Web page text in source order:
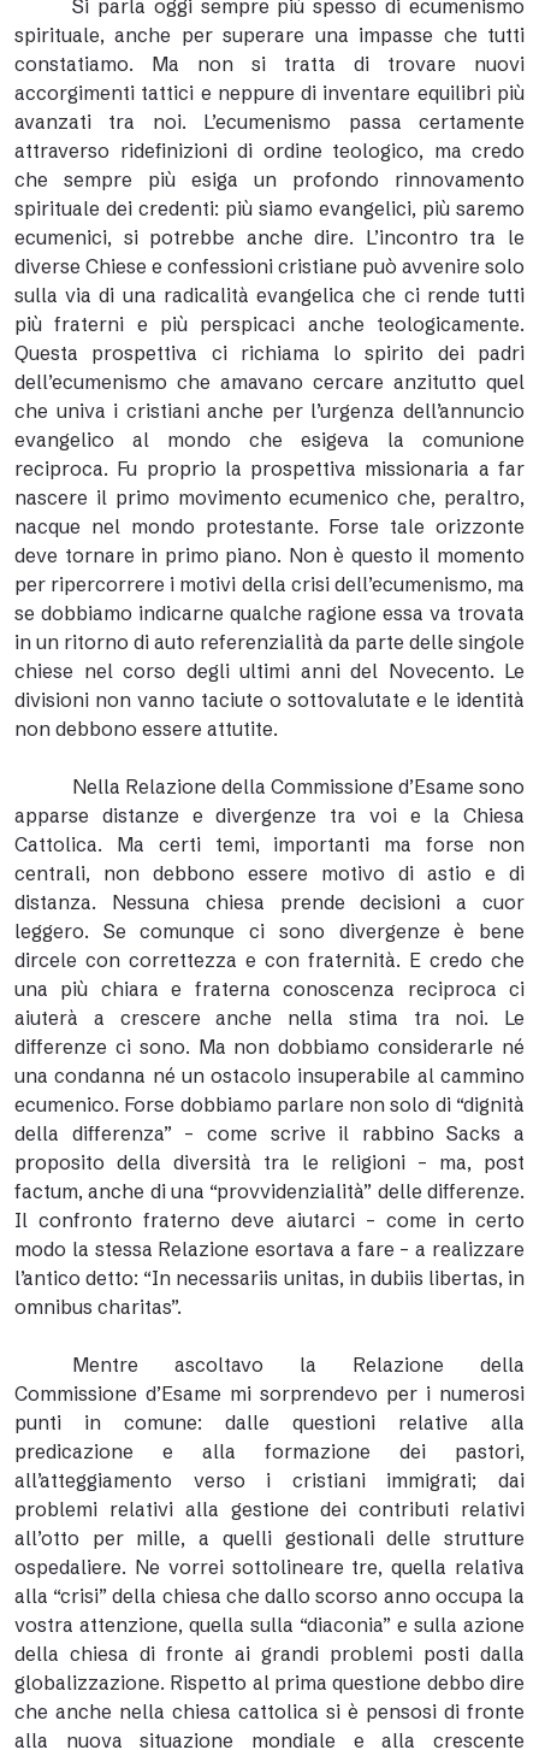
Si parla oggi sempre più spesso di ecumenismo
spirituale, anche per superare una impasse che tutti
constatiamo. Ma non si tratta di trovare nuovi
accorgimenti tattici e neppure di inventare equilibri più
avanzati tra noi. L’ecumenismo passa certamente
attraverso ridefinizioni di ordine teologico, ma credo
che sempre più esiga un profondo rinnovamento
spirituale dei credenti: più siamo evangelici, più saremo
ecumenici, si potrebbe anche dire. L’incontro tra le
diverse Chiese e confessioni cristiane può avvenire solo
sulla via di una radicalità evangelica che ci rende tutti
più fraterni e più perspicaci anche teologicamente.
Questa prospettiva ci richiama lo spirito dei padri
dell’ecumenismo che amavano cercare anzitutto quel
che univa i cristiani anche per l’urgenza dell’annuncio
evangelico al mondo che esigeva la comunione
reciproca. Fu proprio la prospettiva missionaria a far
nascere il primo movimento ecumenico che, peraltro,
nacque nel mondo protestante. Forse tale orizzonte
deve tornare in primo piano. Non è questo il momento
per ripercorrere i motivi della crisi dell’ecumenismo, ma
se dobbiamo indicarne qualche ragione essa va trovata
in un ritorno di auto referenzialità da parte delle singole
chiese nel corso degli ultimi anni del Novecento. Le
divisioni non vanno taciute o sottovalutate e le identità
non debbono essere attutite.
Nella Relazione della Commissione d’Esame sono
apparse distanze e divergenze tra voi e la Chiesa
Cattolica. Ma certi temi, importanti ma forse non
centrali, non debbono essere motivo di astio e di
distanza. Nessuna chiesa prende decisioni a cuor
leggero. Se comunque ci sono divergenze è bene
dircele con correttezza e con fraternità. E credo che
una più chiara e fraterna conoscenza reciproca ci
aiuterà a crescere anche nella stima tra noi. Le
differenze ci sono. Ma non dobbiamo considerarle né
una condanna né un ostacolo insuperabile al cammino
ecumenico. Forse dobbiamo parlare non solo di “dignità
della differenza” – come scrive il rabbino Sacks a
proposito della diversità tra le religioni – ma, post
factum, anche di una “provvidenzialità” delle differenze.
Il confronto fraterno deve aiutarci – come in certo
modo la stessa Relazione esortava a fare – a realizzare
l’antico detto: “In necessariis unitas, in dubiis libertas, in
omnibus charitas”.
Mentre ascoltavo la Relazione della
Commissione d’Esame mi sorprendevo per i numerosi
punti in comune: dalle questioni relative alla
predicazione e alla formazione dei pastori,
all’atteggiamento verso i cristiani immigrati; dai
problemi relativi alla gestione dei contributi relativi
all’otto per mille, a quelli gestionali delle strutture
ospedaliere. Ne vorrei sottolineare tre, quella relativa
alla “crisi” della chiesa che dallo scorso anno occupa la
vostra attenzione, quella sulla “diaconia” e sulla azione
della chiesa di fronte ai grandi problemi posti dalla
globalizzazione. Rispetto al prima questione debbo dire
che anche nella chiesa cattolica si è pensosi di fronte
alla nuova situazione mondiale e alla crescente